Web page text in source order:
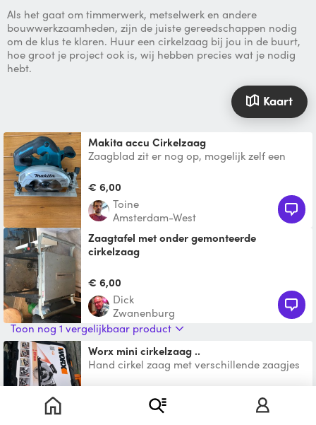
Als het gaat om timmerwerk, metselwerk en andere
bouwwerkzaamheden, zijn de juiste gereedschappen nodig
om de klus te klaren. Huur een cirkelzaag bij jou in de buurt,
hoe groot je project ook is, wij hebben precies wat je nodig
hebt.
Kaart
Makita accu Cirkelzaag
Zaagblad zit er nog op, mogelijk zelf een
Drie accu’s moge
€ 6,00
Toine
Amsterdam-West
Zaagtafel met onder gemonteerde
cirkelzaag
zaagtafel , blad is uitschuifbaar ( in de
breedte) dmv zij stang
€ 6,00
Dick
Zwanenburg
Toon nog 1 vergelijkbaar product
Worx mini cirkelzaag ..
Hand cirkel zaag met verschillende zaagjes